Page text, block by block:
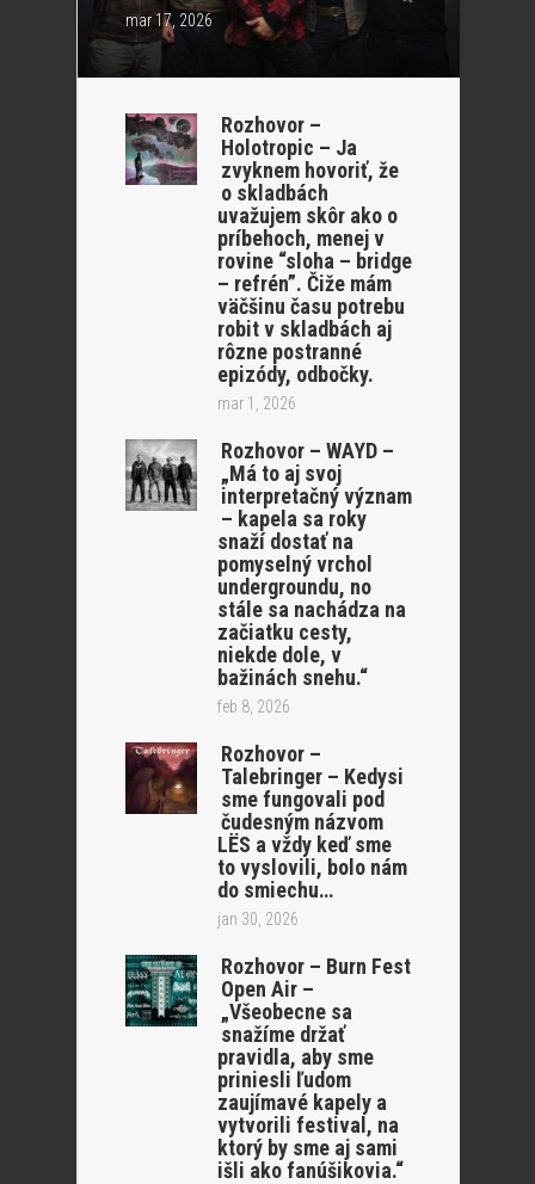
mar 17, 2026
Rozhovor –
Holotropic – Ja
zvyknem hovoriť, že
o skladbách
uvažujem skôr ako o
príbehoch, menej v
rovine “sloha – bridge
– refrén”. Čiže mám
väčšinu času potrebu
robit v skladbách aj
rôzne postranné
epizódy, odbočky.
mar 1, 2026
Rozhovor – WAYD –
„Má to aj svoj
interpretačný význam
– kapela sa roky
snaží dostať na
pomyselný vrchol
undergroundu, no
stále sa nachádza na
začiatku cesty,
niekde dole, v
bažinách snehu.“
feb 8, 2026
Rozhovor –
Talebringer – Kedysi
sme fungovali pod
čudesným názvom
LËS a vždy keď sme
to vyslovili, bolo nám
do smiechu…
jan 30, 2026
Rozhovor – Burn Fest
Open Air –
„Všeobecne sa
snažíme držať
pravidla, aby sme
priniesli ľudom
zaujímavé kapely a
vytvorili festival, na
ktorý by sme aj sami
išli ako fanúšikovia.“